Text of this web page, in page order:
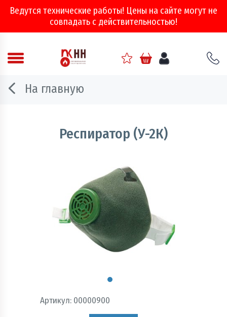
Ведутся технические работы! Цены на сайте могут не
совпадать с действительностью!
Аварийно - спасательное оборудование
Двери, ворота и люки противопожарные
Обеспечение эвакуации, знаки безопасности
Огнебиозащитные составы
Огнетушители
Пожарно - охранная сигнализация и системы
оповещения при пожаре
На главную
Респиратор (У-2К)
Артикул: 00000900